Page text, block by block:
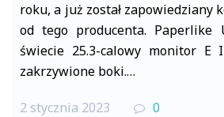
roku, a już został zapowiedziany
od tego producenta.
świecie 25.3-calowy monitor E
zakrzywione boki.…
2 stycznia 2023 0